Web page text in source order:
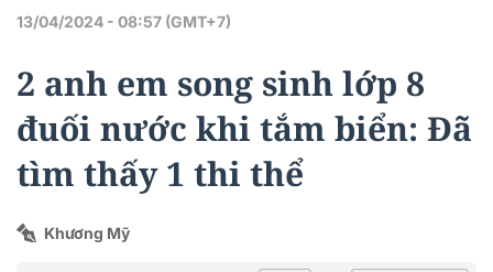
13/04/2024 - 08:57 (GMT+7)
2 anh em song sinh lớp 8
đuối nước khi tắm biển: Đã
tìm thấy 1 thi thể
Khương Mỹ